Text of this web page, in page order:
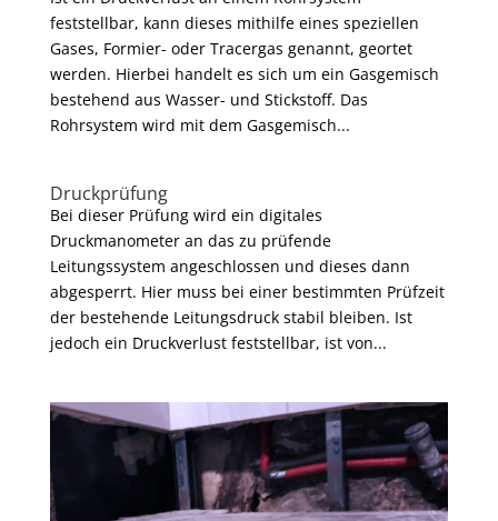
feststellbar, kann dieses mithilfe eines speziellen
Gases, Formier- oder Tracergas genannt, geortet
werden. Hierbei handelt es sich um ein Gasgemisch
bestehend aus Wasser- und Stickstoff. Das
Rohrsystem wird mit dem Gasgemisch...
Druckprüfung
Bei dieser Prüfung wird ein digitales
Druckmanometer an das zu prüfende
Leitungssystem angeschlossen und dieses dann
abgesperrt. Hier muss bei einer bestimmten Prüfzeit
der bestehende Leitungsdruck stabil bleiben. Ist
jedoch ein Druckverlust feststellbar, ist von...